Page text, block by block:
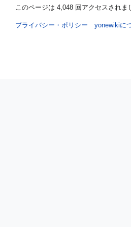
このページは 4,048 回アクセスされま
プライバシー・ポリシー yonewikiに